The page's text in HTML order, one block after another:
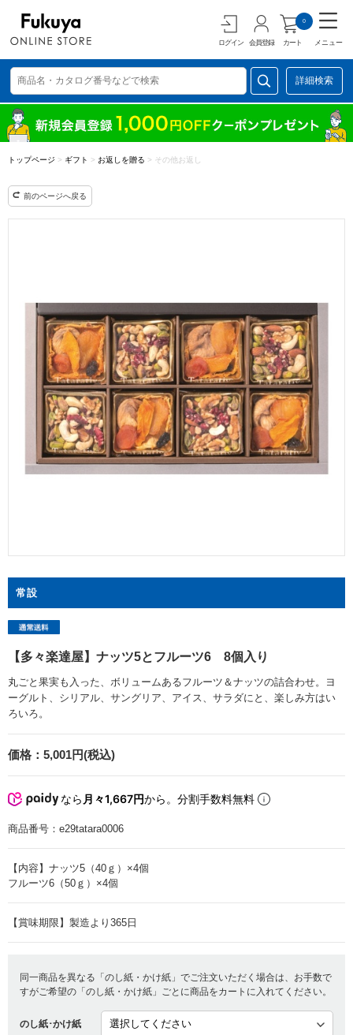
ログイン 会員登録 カート
0
メニュー
詳細検索
トップページ > ギフト > お返しを贈る > その他お返し
前のページへ戻る
常設
【多々楽達屋】ナッツ5とフルーツ6 8個入り
丸ごと果実も入った、ボリュームあるフルーツ＆ナッツの詰合わせ。ヨ
ーグルト、シリアル、サングリア、アイス、サラダにと、楽しみ方はい
ろいろ。
価格： 5,001円(税込)
なら 月々1,667円から。分割手数料無料
商品番号： e29tatara0006
【内容】ナッツ5（40ｇ）×4個
フルーツ6（50ｇ）×4個
【賞味期限】製造より365日
同一商品を異なる「のし紙・かけ紙」でご注文いただく場合は、お手数で
すがご希望の「のし紙・かけ紙」ごとに商品をカートに入れてください。
のし紙･かけ紙